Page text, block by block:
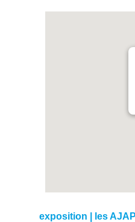
exposition | les